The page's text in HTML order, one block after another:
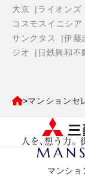
大京
ライオンズ
コスモスイニシア
サンクタス
伊藤
ジオ
日鉄興和不
マンションセ
マンショ